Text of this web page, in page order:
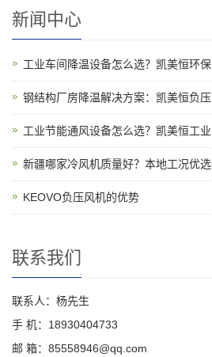
新闻中心
工业车间降温设备怎么选？凯美恒环保
钢结构厂房降温解决方案：凯美恒负压
工业节能通风设备怎么选？凯美恒工业
新疆哪家冷风机质量好？本地工况优选
KEOVO负压风机的优势
联系我们
联系人：杨先生
手 机：18930404733
邮 箱：85558946@qq.com